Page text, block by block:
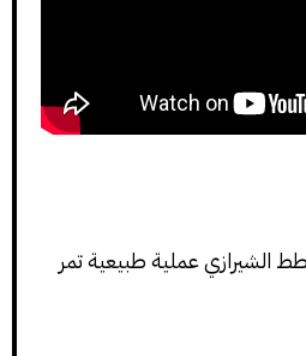
الشيرازي عملية طبيعية تمر